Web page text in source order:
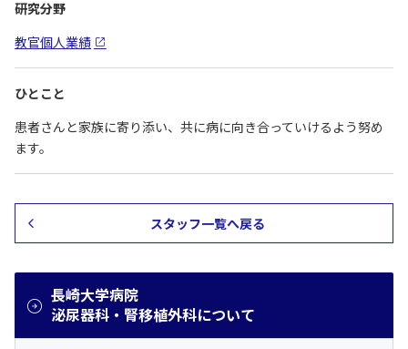
研究分野
教官個人業績
ひとこと
患者さんと家族に寄り添い、共に病に向き合っていけるよう努め
ます。
スタッフ一覧へ戻る
長崎大学病院
泌尿器科・腎移植外科について